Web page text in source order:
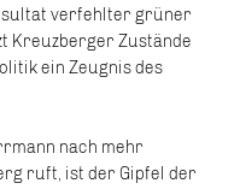
verfehlter grüner
Kreuzberger Zustände
ein Zeugnis des
nach mehr
ruft, ist der Gipfel der